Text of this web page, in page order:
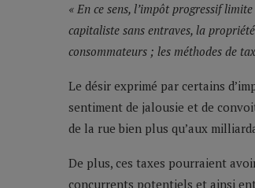
« En ce sens, l’impôt progressif
capitaliste sans entraves, la
consommateurs ; les méthodes de
Le désir exprimé par certains
sentiment de jalousie et de
de la rue bien plus qu’aux
De plus, ces taxes pourraient
concurrents potentiels et ainsi